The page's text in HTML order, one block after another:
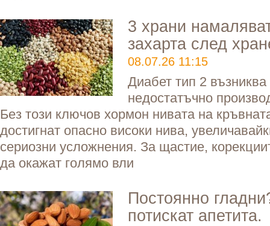
3 храни
захарта след
08.07.26 11:15
Диабет тип 2
недостатъчно
Без този ключов хормон нивата на
достигнат опасно високи нива,
сериозни усложнения. За щастие,
да окажат голямо вли
Постоянно
потискат апетита.